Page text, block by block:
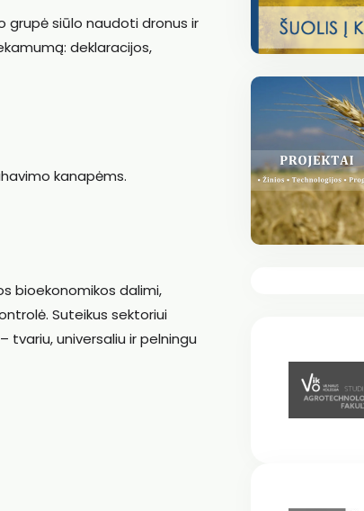
grupė siūlo naudoti dronus ir
deklaracijos,
kanapėms.
bioekonomikos dalimi,
Suteikus sektoriui
tvariu, universaliu ir pelningu